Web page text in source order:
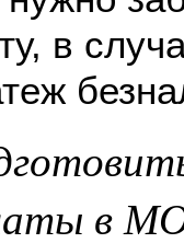
в
в